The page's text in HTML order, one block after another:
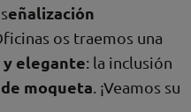
eñalización
os traemos una
elegante: la inclusión
moqueta . ¡Veamos su